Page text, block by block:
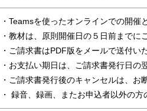
・Teamsを使ったオンラインでの開催
・教材は、原則開催日の５日前までに
・ご請求書はPDF版をメールで送付い
・お支払い期日は、ご請求書発行日の
・ご請求書発行後のキャンセルは、お
・ 録音、録画、またお申込者以外の方